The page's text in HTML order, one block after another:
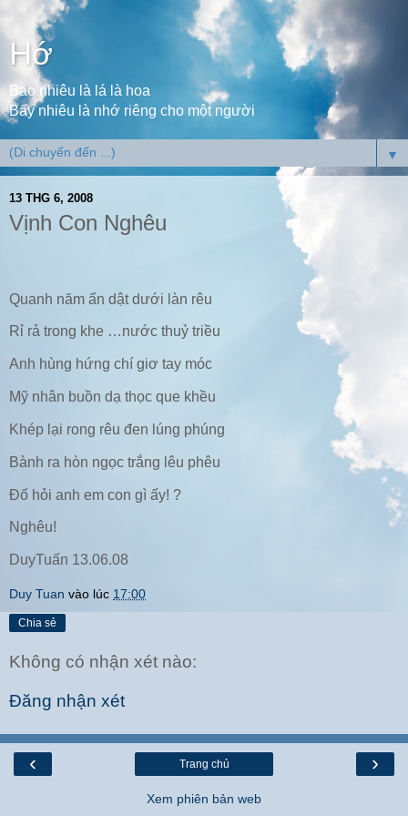
Hớ
Bao nhiêu là lá là hoa
Bấy nhiêu là nhớ riêng cho một người
▼
13 THG 6, 2008
Vịnh Con Nghêu
Quanh năm ẩn dật dưới làn rêu
Rỉ rả trong khe …nước thuỷ triều
Anh hùng hứng chí giơ tay móc
Mỹ nhân buồn dạ thọc que khều
Khép lại rong rêu đen lúng phúng
Bành ra hòn ngọc trắng lêu phêu
Đố hỏi anh em con gì ấy! ?
Nghêu!
DuyTuấn 13.06.08
Duy Tuan vào lúc 17:00
Chia sẻ
Không có nhận xét nào:
Đăng nhận xét
‹ ›
Trang chủ
Xem phiên bản web